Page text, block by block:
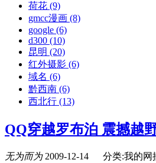
荷花 (9)
gmcc漫画 (8)
google (6)
d300 (10)
昆明 (20)
红外摄影 (6)
域名 (6)
黔西南 (6)
西北行 (13)
QQ穿越罗布泊 震撼越
无为而为 2009-12-14 分类:我的网